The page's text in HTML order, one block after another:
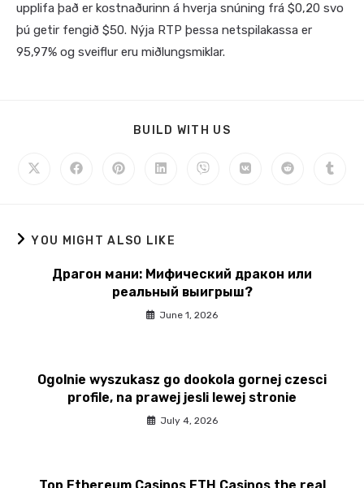
upplifa það er kostnaðurinn á hverja snúning frá $0,20 svo
þú getir fengið $50. Nýja RTP þessa netspilakassa er
95,97% og sveiflur eru miðlungsmiklar.
BUILD WITH US
YOU MIGHT ALSO LIKE
Драгон мани: Мифический дракон или
реальный выигрыш?
June 1, 2026
Ogolnie wyszukasz go dookola gornej czesci
profile, na prawej jesli lewej stronie
July 4, 2026